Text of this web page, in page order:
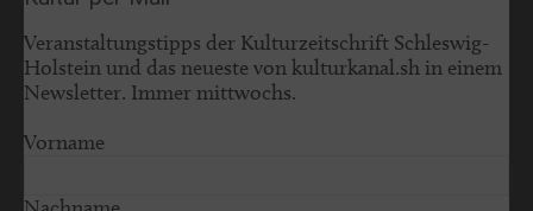
Veranstaltungstipps der Kulturzeitschrift Schleswig-
Holstein und das neueste von kulturkanal.sh in einem
Newsletter. Immer mittwochs.
Vorname